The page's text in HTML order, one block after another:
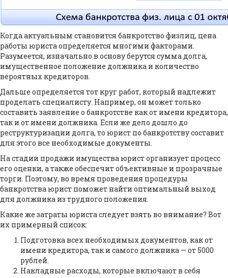
Когда актуальным становится банкротство физлиц, цена
работы юриста определяется многими факторами.
Разумеется, изначально в основу берутся сумма долга,
имущественное положение должника и количество
вероятных кредиторов.
Дальше определяется тот круг работ, который надлежит
проделать специалисту. Например, он может только
составить заявление о банкротстве как от имени кредитора,
так и от имени должника. Если же дело дошло до
реструктуризации долга, то юрист по банкротству составит
для этого все необходимые документы.
На стадии продажи имущества юрист организует процесс
его оценки, а также обеспечит объективные и прозрачные
торги. Поэтому, во время проведения процедуры
банкротства юрист поможет найти оптимальный выход
для должника из трудного положения.
Какие же затраты юриста следует взять во внимание? Вот
их примерный список:
Подготовка всех необходимых документов, как от
имени кредитора, так и самого должника — от 5000
рублей.
Накладные расходы, которые включают в себя